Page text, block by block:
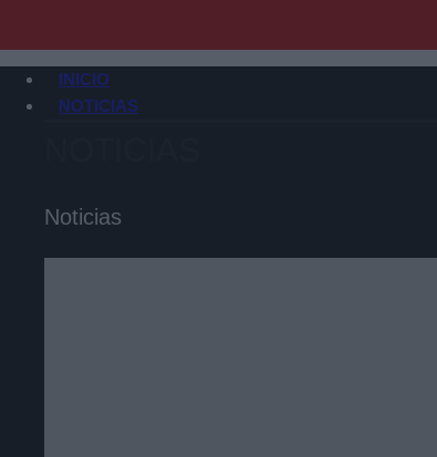
INICIO
NOTICIAS
Noticias